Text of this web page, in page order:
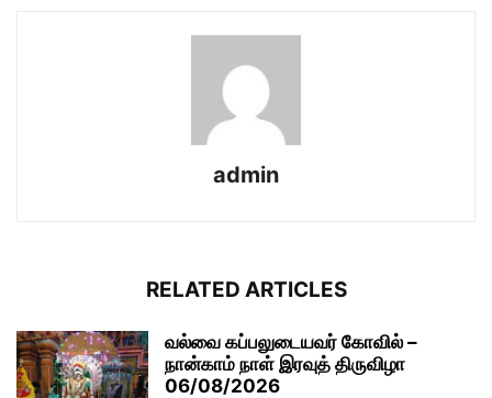
admin
RELATED ARTICLES
வல்வை கப்பலுடையவர் கோவில் –
நான்காம் நாள் இரவுத் திருவிழா
06/08/2026